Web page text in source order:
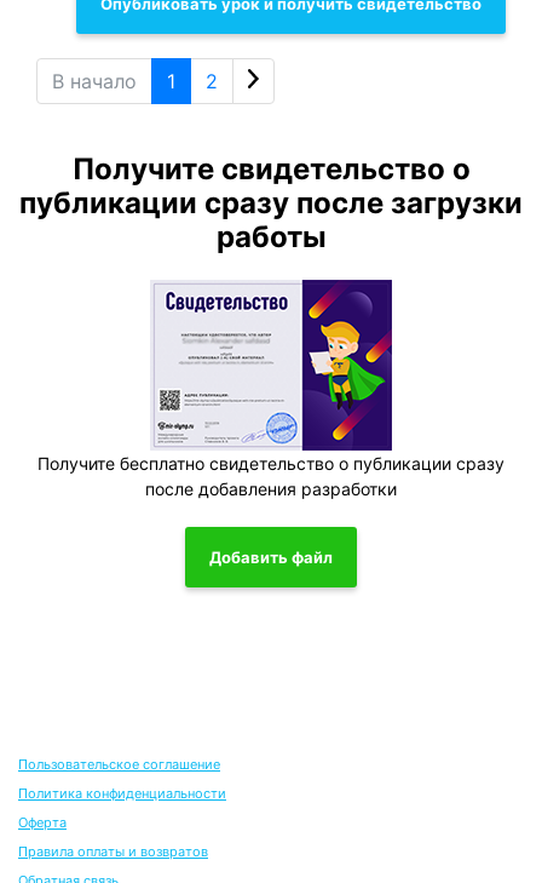
В начало 1 2
Получите свидетельство о
публикации сразу после загрузки
работы
Получите бесплатно свидетельство о публикации сразу
после добавления разработки
Добавить файл
Пользовательское соглашение
Политика конфиденциальности
Оферта
Правила оплаты и возвратов